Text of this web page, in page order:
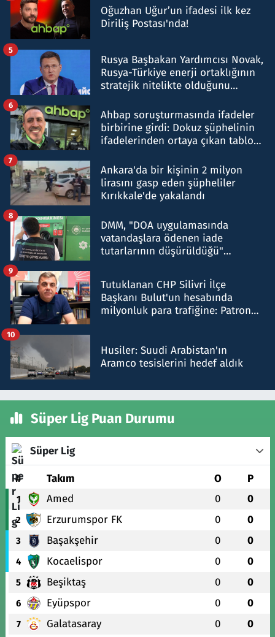
Oğuzhan Uğur’un ifadesi ilk kez
Diriliş Postası'nda!
Rusya Başbakan Yardımcısı Novak,
Rusya-Türkiye enerji ortaklığının
stratejik nitelikte olduğunu
5
Ahbap soruşturmasında ifadeler
birbirine girdi: Dokuz şüphelinin
ifadelerinden ortaya çıkan tablo
6
Ankara'da bir kişinin 2 milyon
lirasını gasp eden şüpheliler
Kırıkkale'de yakalandı
7
DMM, "DOA uygulamasında
vatandaşlara ödenen iade
tutarlarının düşürüldüğü"
8
Tutuklanan CHP Silivri İlçe
Başkanı Bulut'un hesabında
milyonluk para trafiğine: Patron
9
Husiler: Suudi Arabistan'ın
Aramco tesislerini hedef aldık
10
Süper Lig Puan Durumu
Süper Lig
# Takım O P
1 Amed 0 0
2 Erzurumspor FK 0 0
3 Başakşehir 0 0
4 Kocaelispor 0 0
5 Beşiktaş 0 0
6 Eyüpspor 0 0
7 Galatasaray 0 0